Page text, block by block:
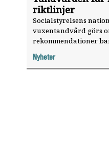
riktlinjer
Socialstyrelsens
vuxentandvård görs
rekommendationer
Nyheter